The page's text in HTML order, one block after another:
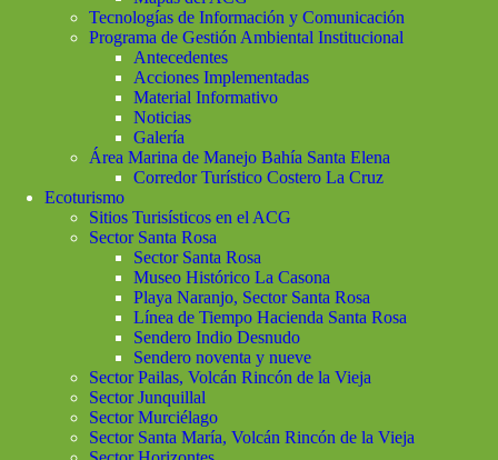
Tecnologías de Información y Comunicación
Programa de Gestión Ambiental Institucional
Antecedentes
Acciones Implementadas
Material Informativo
Noticias
Galería
Área Marina de Manejo Bahía Santa Elena
Corredor Turístico Costero La Cruz
Ecoturismo
Sitios Turisísticos en el ACG
Sector Santa Rosa
Sector Santa Rosa
Museo Histórico La Casona
Playa Naranjo, Sector Santa Rosa
Línea de Tiempo Hacienda Santa Rosa
Sendero Indio Desnudo
Sendero noventa y nueve
Sector Pailas, Volcán Rincón de la Vieja
Sector Junquillal
Sector Murciélago
Sector Santa María, Volcán Rincón de la Vieja